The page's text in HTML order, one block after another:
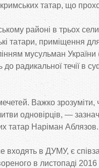
татар, що
районі в трьох
татари, приміщення
мусульман України
до радикальної течії в
Важко
одновірців, —
татар Наріман Аблязов.
входять в ДУМУ, є
в листопаді 2016